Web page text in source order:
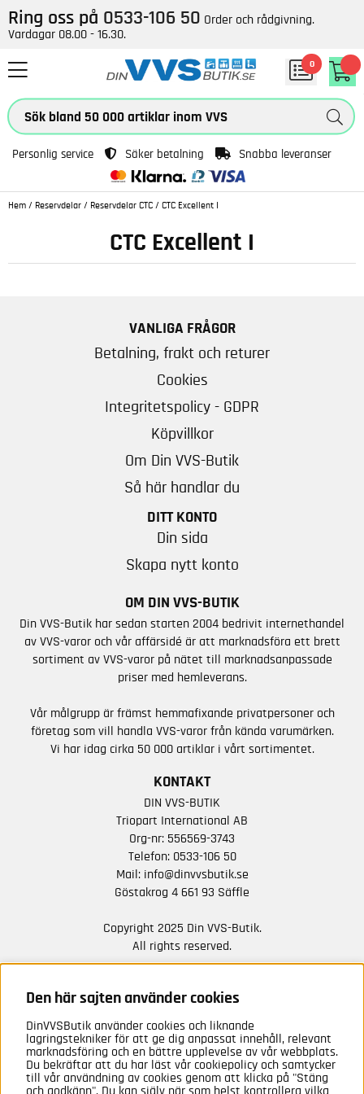
Ring oss på 0533-106 50 Order och rådgivning.
Vardagar 08.00 - 16.30.
0
Personlig service Säker betalning Snabba leveranser
Hem / Reservdelar / Reservdelar CTC / CTC Excellent I
CTC Excellent I
VANLIGA FRÅGOR
Betalning, frakt och returer
Cookies
Integritetspolicy - GDPR
Köpvillkor
Om Din VVS-Butik
Så här handlar du
DITT KONTO
Din sida
Skapa nytt konto
OM DIN VVS-BUTIK
Din VVS-Butik har sedan starten 2004 bedrivit internethandel
av VVS-varor och vår affärsidé är att marknadsföra ett brett
sortiment av VVS-varor på nätet till marknadsanpassade
priser med hemleverans.
Vår målgrupp är främst hemmafixande privatpersoner och
företag som vill handla VVS-varor från kända varumärken.
Vi har idag cirka 50 000 artiklar i vårt sortimentet.
KONTAKT
DIN VVS-BUTIK
Triopart International AB
Org-nr: 556569-3743
Telefon: 0533-106 50
Mail: info@dinvvsbutik.se
Göstakrog 4 661 93 Säffle
Copyright 2025 Din VVS-Butik.
All rights reserved.
NYHETER FRÅN OSS
Anmäl mig
Den här sajten använder cookies
DinVVSButik använder cookies och liknande
lagringstekniker för att ge dig anpassat innehåll, relevant
marknadsföring och en bättre upplevelse av vår webbplats.
Du bekräftar att du har läst vår cookiepolicy och samtycker
till vår användning av cookies genom att klicka på "Stäng
och godkänn". Du kan själv när som helst kontrollera vilka